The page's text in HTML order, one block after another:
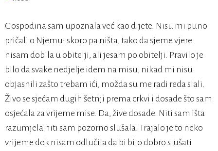
Gospodina sam upoznala već kao dijete. Nisu mi puno
pričali o Njemu: skoro pa ništa, tako da sjeme vjere
nisam dobila u obitelji, ali jesam po obitelji. Pravilo je
bilo da svake nedjelje idem na misu, nikad mi nisu
objasnili zašto trebam ići, možda su me radi reda slali.
Živo se sjećam dugih šetnji prema crkvi i dosade što sam
osjećala za vrijeme mise. Da, žive dosade. Niti sam išta
razumjela niti sam pozorno slušala. Trajalo je to neko
vrijeme dok nisam odlučila da bi bilo dobro slušati